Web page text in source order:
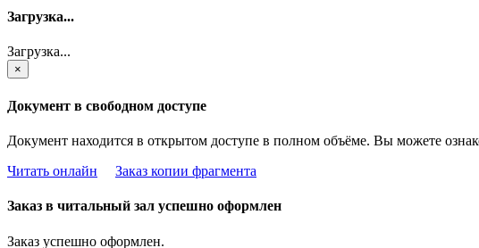
Загрузка...
Загрузка...
×
Документ в свободном доступе
Документ находится в открытом доступе в полном объёме. Вы можете
Читать онлайн
Заказ копии фрагмента
Заказ в читальный зал успешно оформлен
Заказ успешно оформлен.